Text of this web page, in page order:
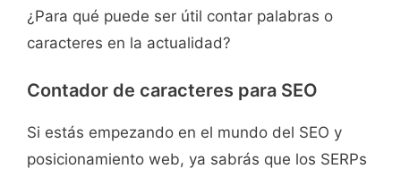
¿Para qué puede ser útil contar palabras o
caracteres en la actualidad?
Contador de caracteres para SEO
Si estás empezando en el mundo del SEO y
posicionamiento web, ya sabrás que los SERPs